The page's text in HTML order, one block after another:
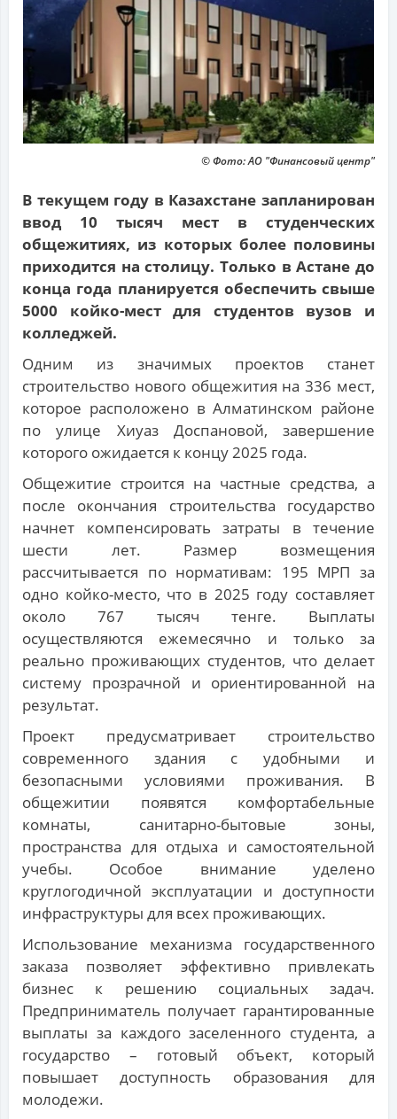
© Фото: АО "Финансовый центр"
В текущем году в Казахстане запланирован
ввод 10 тысяч мест в студенческих
общежитиях, из которых более половины
приходится на столицу. Только в Астане до
конца года планируется обеспечить свыше
5000 койко-мест для студентов вузов и
колледжей.
Одним из значимых проектов станет
строительство нового общежития на 336 мест,
которое расположено в Алматинском районе
по улице Хиуаз Доспановой, завершение
которого ожидается к концу 2025 года.
Общежитие строится на частные средства, а
после окончания строительства государство
начнет компенсировать затраты в течение
шести лет. Размер возмещения
рассчитывается по нормативам: 195 МРП за
одно койко-место, что в 2025 году составляет
около 767 тысяч тенге. Выплаты
осуществляются ежемесячно и только за
реально проживающих студентов, что делает
систему прозрачной и ориентированной на
результат.
Проект предусматривает строительство
современного здания с удобными и
безопасными условиями проживания. В
общежитии появятся комфортабельные
комнаты, санитарно-бытовые зоны,
пространства для отдыха и самостоятельной
учебы. Особое внимание уделено
круглогодичной эксплуатации и доступности
инфраструктуры для всех проживающих.
Использование механизма государственного
заказа позволяет эффективно привлекать
бизнес к решению социальных задач.
Предприниматель получает гарантированные
выплаты за каждого заселенного студента, а
государство – готовый объект, который
повышает доступность образования для
молодежи.